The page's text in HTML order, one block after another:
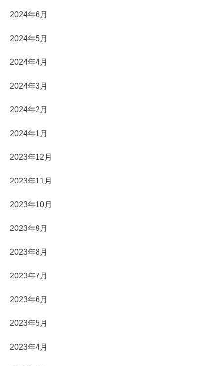
2024年6月
2024年5月
2024年4月
2024年3月
2024年2月
2024年1月
2023年12月
2023年11月
2023年10月
2023年9月
2023年8月
2023年7月
2023年6月
2023年5月
2023年4月